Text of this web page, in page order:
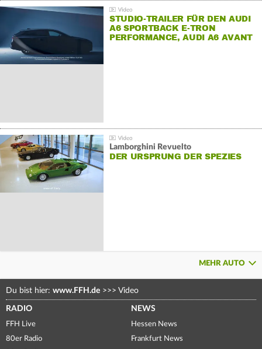
STUDIO-TRAILER FÜR DEN AUDI
A6 SPORTBACK E-TRON
PERFORMANCE, AUDI A6 AVANT
Lamborghini Revuelto
DER URSPRUNG DER SPEZIES
MEHR AUTO
Du bist hier: www.FFH.de >>> Video
RADIO
FFH Live
80er Radio
NEWS
Hessen News
Frankfurt News